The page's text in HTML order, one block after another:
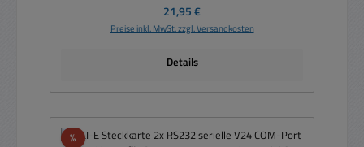
Regulärer Preis:
21,95 €
Preise inkl. MwSt. zzgl. Versandkosten
Details
%Rabatt